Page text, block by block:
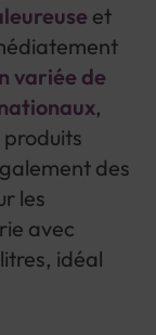
et
variée de
,
produits
des
les
avec
idéal